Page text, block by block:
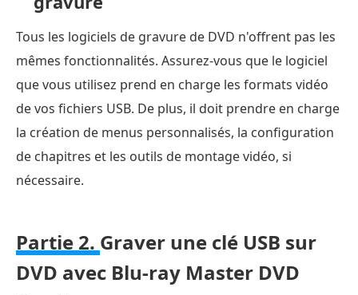
Tous les logiciels de gravure de DVD n'offrent pas les
mêmes fonctionnalités. Assurez-vous que le logiciel
que vous utilisez prend en charge les formats vidéo
de vos fichiers USB. De plus, il doit prendre en charge
la création de menus personnalisés, la configuration
de chapitres et les outils de montage vidéo, si
nécessaire.
Partie 2. Graver une clé USB sur
DVD avec Blu-ray Master DVD